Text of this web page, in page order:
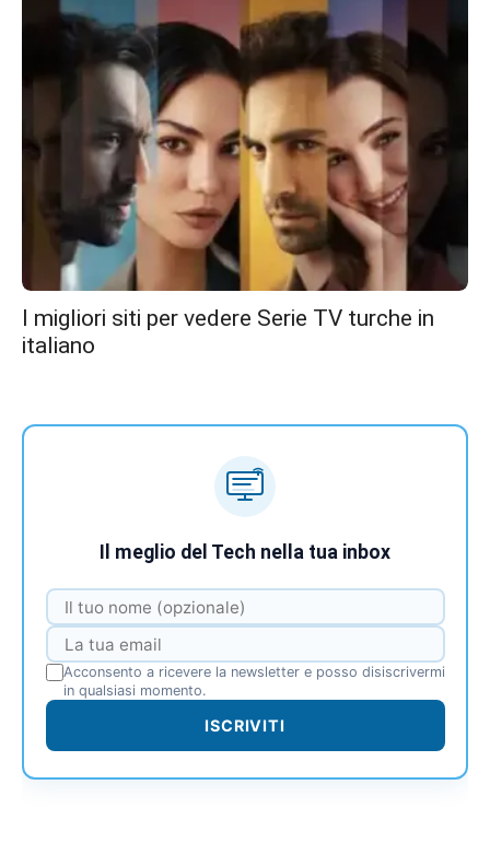
I migliori siti per vedere Serie TV turche in
italiano
Il meglio del Tech nella tua inbox
Acconsento a ricevere la newsletter e posso disiscrivermi
in qualsiasi momento.
ISCRIVITI